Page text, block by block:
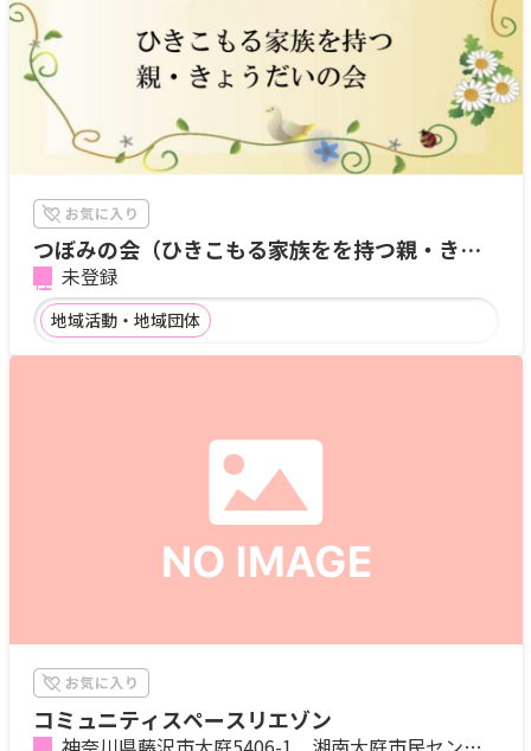
つぼみの会（ひきこもる家族をを持つ親・きょ
うだいの会）
未登録
地域活動・地域団体
コミュニティスペースリエゾン